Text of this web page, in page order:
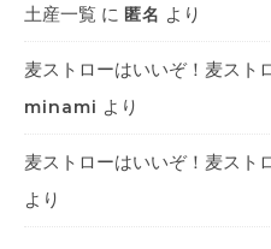
土産一覧 に 匿名 より
麦ストローはいいぞ！麦スト
minami より
麦ストローはいいぞ！麦スト
より